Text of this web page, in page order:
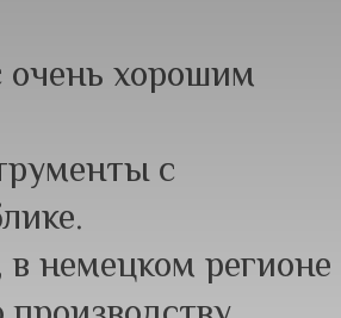
хорошим
с
немецком регионе